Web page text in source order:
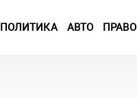
ПОЛИТИКА АВТО ПРАВО